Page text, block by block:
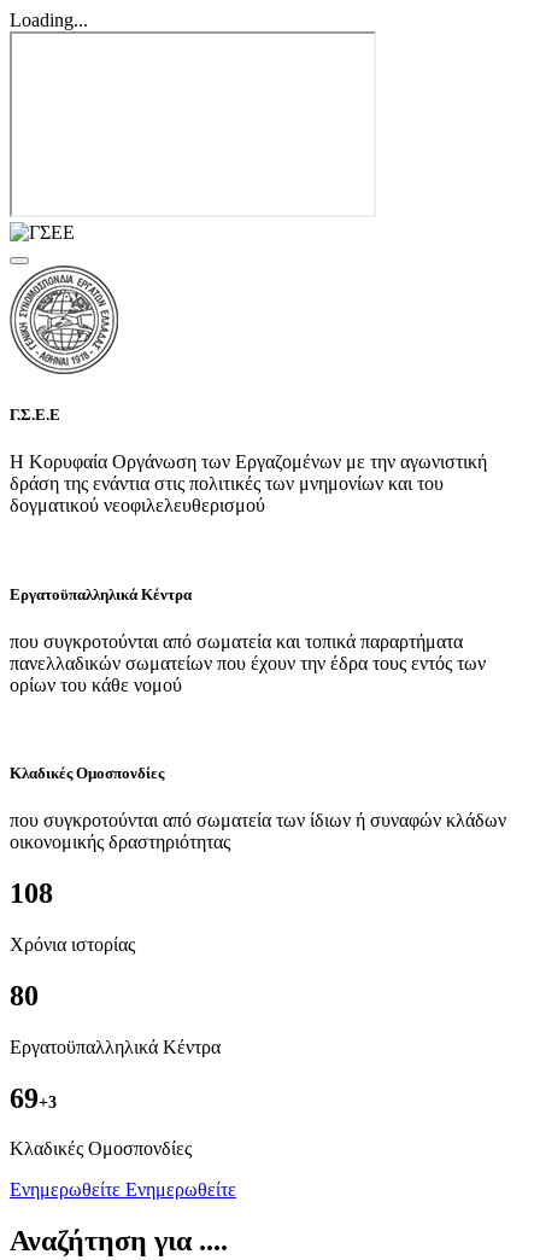
Loading...
Γ.Σ.Ε.Ε
Η Κορυφαία Οργάνωση των Εργαζομένων με την αγωνιστική
δράση της ενάντια στις πολιτικές των μνημονίων και του
δογματικού νεοφιλελευθερισμού
Εργατοϋπαλληλικά Κέντρα
που συγκροτούνται από σωματεία και τοπικά παραρτήματα
πανελλαδικών σωματείων που έχουν την έδρα τους εντός των
ορίων του κάθε νομού
Κλαδικές Ομοσπονδίες
που συγκροτούνται από σωματεία των ίδιων ή συναφών κλάδων
οικονομικής δραστηριότητας
108
Χρόνια ιστορίας
80
Εργατοϋπαλληλικά Κέντρα
69+3
Kλαδικές Ομοσπονδίες
Ενημερωθείτε Ενημερωθείτε
Αναζήτηση για ....